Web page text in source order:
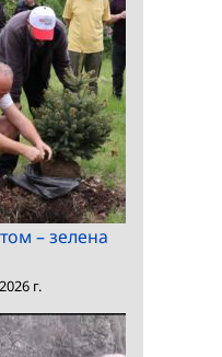
– зелена
г.